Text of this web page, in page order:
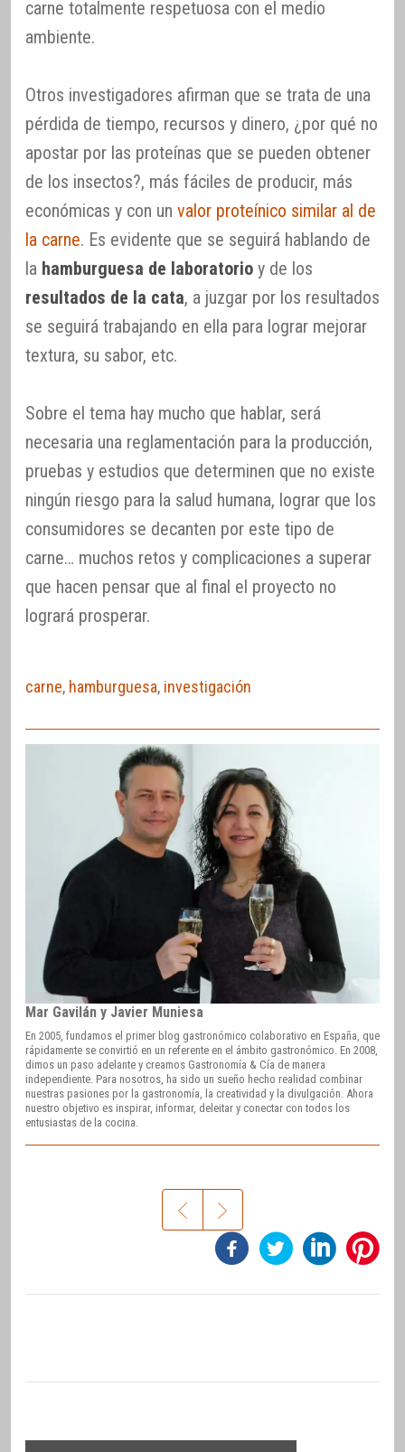
carne totalmente respetuosa con el medio
ambiente.
Otros investigadores afirman que se trata de una
pérdida de tiempo, recursos y dinero, ¿por qué no
apostar por las proteínas que se pueden obtener
de los insectos?, más fáciles de producir, más
económicas y con un valor proteínico similar al de
la carne. Es evidente que se seguirá hablando de
la hamburguesa de laboratorio y de los
resultados de la cata, a juzgar por los resultados
se seguirá trabajando en ella para lograr mejorar
textura, su sabor, etc.
Sobre el tema hay mucho que hablar, será
necesaria una reglamentación para la producción,
pruebas y estudios que determinen que no existe
ningún riesgo para la salud humana, lograr que los
consumidores se decanten por este tipo de
carne… muchos retos y complicaciones a superar
que hacen pensar que al final el proyecto no
logrará prosperar.
carne, hamburguesa, investigación
Mar Gavilán y Javier Muniesa
En 2005, fundamos el primer blog gastronómico colaborativo en España, que
rápidamente se convirtió en un referente en el ámbito gastronómico. En 2008,
dimos un paso adelante y creamos Gastronomía & Cía de manera
independiente. Para nosotros, ha sido un sueño hecho realidad combinar
nuestras pasiones por la gastronomía, la creatividad y la divulgación. Ahora
nuestro objetivo es inspirar, informar, deleitar y conectar con todos los
entusiastas de la cocina.